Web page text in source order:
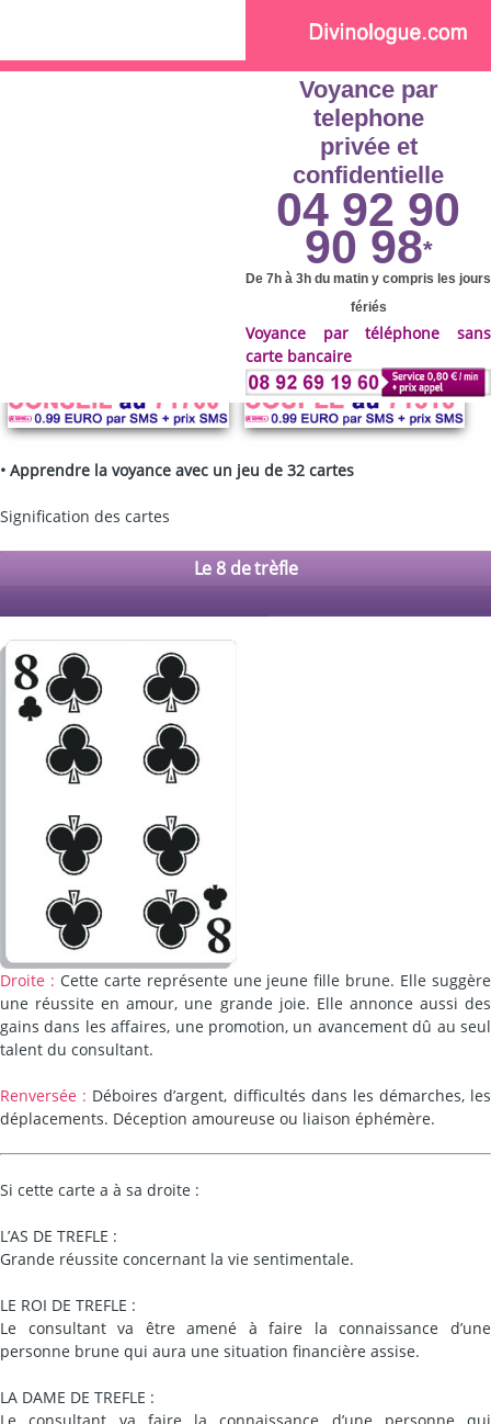
Voyance par
telephone
privée et
confidentielle
04 92 90
90 98*
De 7h à 3h du matin y compris les jours
fériés
Voyance par téléphone sans
carte bancaire
• Apprendre la voyance avec un jeu de 32 cartes
Signification des cartes
Le 8 de trèfle
Droite : Cette carte représente une jeune fille brune. Elle suggère
une réussite en amour, une grande joie. Elle annonce aussi des
gains dans les affaires, une promotion, un avancement dû au seul
talent du consultant.
Renversée : Déboires d’argent, difficultés dans les démarches, les
déplacements. Déception amoureuse ou liaison éphémère.
Si cette carte a à sa droite :
L’AS DE TREFLE :
Grande réussite concernant la vie sentimentale.
LE ROI DE TREFLE :
Le consultant va être amené à faire la connaissance d’une
personne brune qui aura une situation financière assise.
LA DAME DE TREFLE :